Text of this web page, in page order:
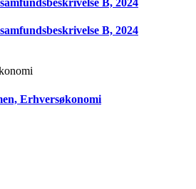
B, 2024
Erhversøkonomi